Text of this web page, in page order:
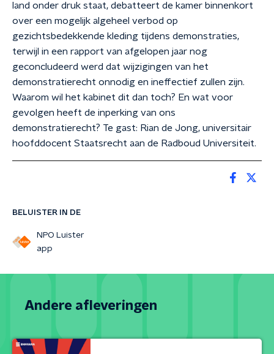
BELUISTER IN DE
NPO Luister
app
land onder druk staat, debatteert de kamer binnenkort
over een mogelijk algeheel verbod op
gezichtsbedekkende kleding tijdens demonstraties,
terwijl in een rapport van afgelopen jaar nog
geconcludeerd werd dat wijzigingen van het
demonstratierecht onnodig en ineffectief zullen zijn.
Waarom wil het kabinet dit dan toch? En wat voor
gevolgen heeft de inperking van ons
demonstratierecht? Te gast: Rian de Jong, universitair
hoofddocent Staatsrecht aan de Radboud Universiteit.
Andere afleveringen